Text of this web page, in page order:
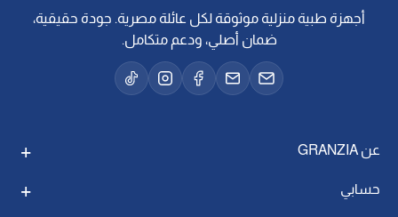
أجهزة طبية منزلية موثوقة لكل عائلة مصرية. جودة حقيقية،
ضمان أصلي، ودعم متكامل.
عن GRANZIA
حسابي